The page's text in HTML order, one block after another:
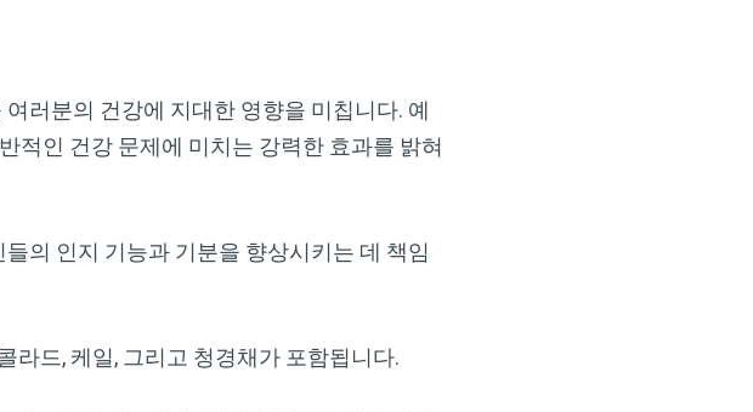
러분의 건강에 지대한 영향을 미칩니다. 예
적인 건강 문제에 미치는 강력한 효과를 밝혀
의 인지 기능과 기분을 향상시키는 데 책임
라드, 케일, 그리고 청경채가 포함됩니다.